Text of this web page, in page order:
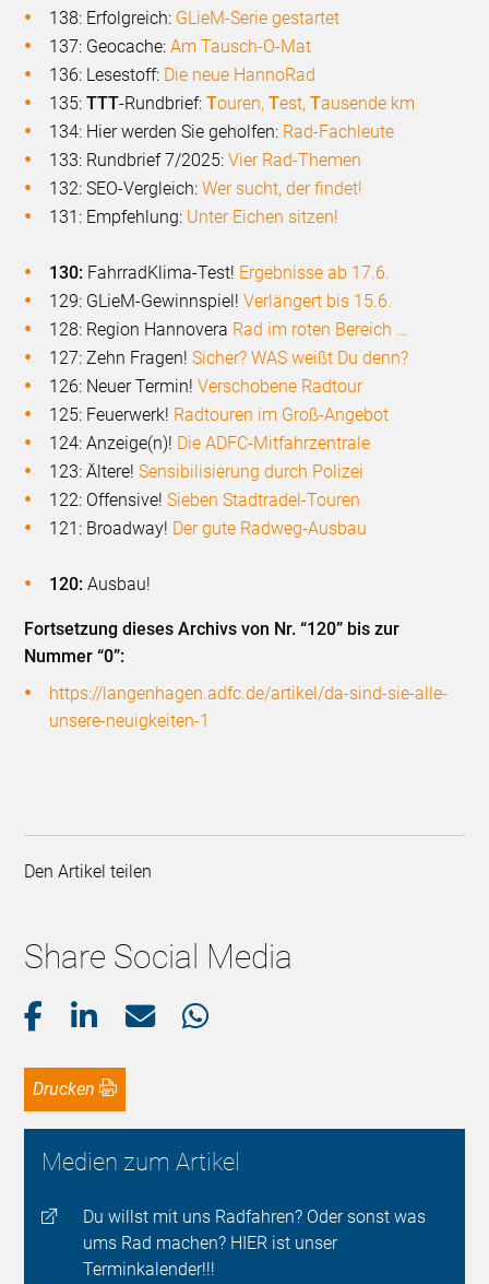
138: Erfolgreich: GLieM-Serie gestartet
137: Geocache:Am Tausch-O-Mat
136: Lesestoff: Die neue HannoRad
135:TTT-Rundbrief:Touren,Test,Tausende km
134: Hier werden Sie geholfen: Rad-Fachleute
133: Rundbrief 7/2025:Vier Rad-Themen
132: SEO-Vergleich:Wer sucht, der findet!
131: Empfehlung: Unter Eichen sitzen!
130: FahrradKlima-Test! Ergebnisse ab 17.6.
129: GLieM-Gewinnspiel!Verlängert bis 15.6.
128: Region Hannovera Rad im roten Bereich …
127: Zehn Fragen!Sicher? WAS weißt Du denn?
126: Neuer Termin!Verschobene Radtour
125: Feuerwerk! Radtouren im Groß-Angebot
124: Anzeige(n)! Die ADFC-Mitfahrzentrale
123: Ältere!Sensibilisierung durch Polizei
122: Offensive!Sieben Stadtradel-Touren
121: Broadway! Der gute Radweg-Ausbau
120: Ausbau!
Fortsetzung dieses Archivs von Nr. “120” bis zur
Nummer “0”:
https://langenhagen.adfc.de/artikel/da-sind-sie-alle-
unsere-neuigkeiten-1
Den Artikel teilen
Share Social Media
Drucken
Medien zum Artikel
Du willst mit uns Radfahren? Oder sonst was
ums Rad machen? HIER ist unser
Terminkalender!!!